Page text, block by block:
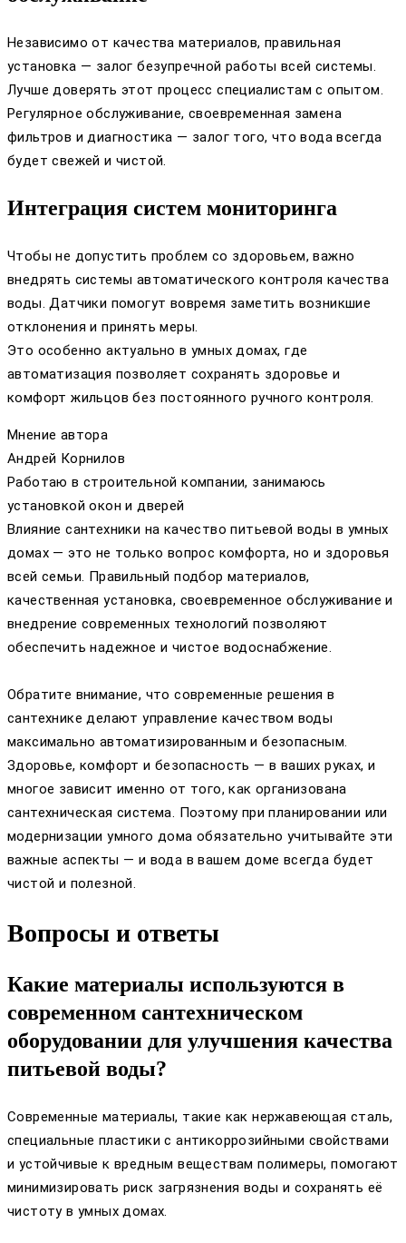
Независимо от качества материалов, правильная
установка — залог безупречной работы всей системы.
Лучше доверять этот процесс специалистам с опытом.
Регулярное обслуживание, своевременная замена
фильтров и диагностика — залог того, что вода всегда
будет свежей и чистой.
Интеграция систем мониторинга
Чтобы не допустить проблем со здоровьем, важно
внедрять системы автоматического контроля качества
воды. Датчики помогут вовремя заметить возникшие
отклонения и принять меры.
Это особенно актуально в умных домах, где
автоматизация позволяет сохранять здоровье и
комфорт жильцов без постоянного ручного контроля.
Мнение автора
Андрей Корнилов
Работаю в строительной компании, занимаюсь
установкой окон и дверей
Влияние сантехники на качество питьевой воды в умных
домах — это не только вопрос комфорта, но и здоровья
всей семьи. Правильный подбор материалов,
качественная установка, своевременное обслуживание и
внедрение современных технологий позволяют
обеспечить надежное и чистое водоснабжение.
Обратите внимание, что современные решения в
сантехнике делают управление качеством воды
максимально автоматизированным и безопасным.
Здоровье, комфорт и безопасность — в ваших руках, и
многое зависит именно от того, как организована
сантехническая система. Поэтому при планировании или
модернизации умного дома обязательно учитывайте эти
важные аспекты — и вода в вашем доме всегда будет
чистой и полезной.
Вопросы и ответы
Какие материалы используются в
современном сантехническом
оборудовании для улучшения качества
питьевой воды?
Современные материалы, такие как нержавеющая сталь,
специальные пластики с антикоррозийными свойствами
и устойчивые к вредным веществам полимеры, помогают
минимизировать риск загрязнения воды и сохранять её
чистоту в умных домах.